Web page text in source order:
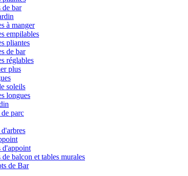
de bar
à manger
empilables
pliantes
de bar
réglables
plus
soleils
longues
parc
d'appoint
de balcon et tables murales
de Bar